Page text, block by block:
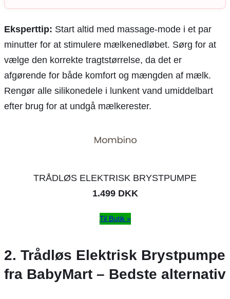
Eksperttip: Start altid med massage-mode i et par
minutter for at stimulere mælkenedløbet. Sørg for at
vælge den korrekte tragtstørrelse, da det er
afgørende for både komfort og mængden af mælk.
Rengør alle silikonedele i lunkent vand umiddelbart
efter brug for at undgå mælkerester.
TRÅDLØS ELEKTRISK BRYSTPUMPE
1.499 DKK
Til Butik »
2. Trådløs Elektrisk Brystpumpe
fra BabyMart – Bedste alternativ